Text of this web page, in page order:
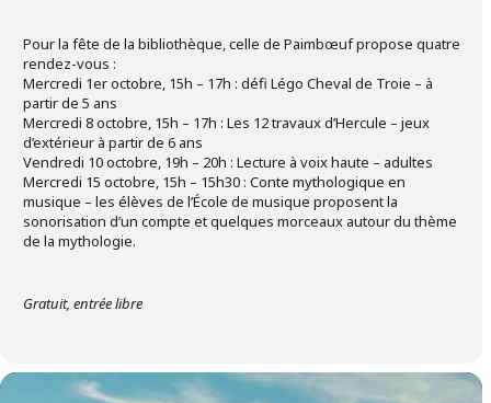
Pour la fête de la bibliothèque, celle de Paimbœuf propose quatre
rendez-vous :
Mercredi 1er octobre, 15h – 17h : défi Légo Cheval de Troie – à
partir de 5 ans
Mercredi 8 octobre, 15h – 17h : Les 12 travaux d’Hercule – jeux
d’extérieur à partir de 6 ans
Vendredi 10 octobre, 19h – 20h : Lecture à voix haute – adultes
Mercredi 15 octobre, 15h – 15h30 : Conte mythologique en
musique – les élèves de l’École de musique proposent la
sonorisation d’un compte et quelques morceaux autour du thème
de la mythologie.
Gratuit, entrée libre